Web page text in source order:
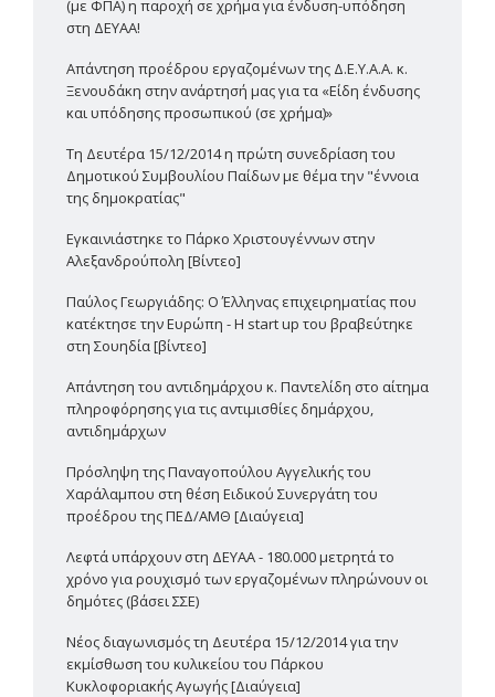
(με ΦΠΑ) η παροχή σε χρήμα για ένδυση-υπόδηση
στη ΔΕΥΑΑ!
Απάντηση προέδρου εργαζομένων της Δ.Ε.Υ.Α.Α. κ.
Ξενουδάκη στην ανάρτησή μας για τα «Είδη ένδυσης
και υπόδησης προσωπικού (σε χρήμα)»
Τη Δευτέρα 15/12/2014 η πρώτη συνεδρίαση του
Δημοτικού Συμβουλίου Παίδων με θέμα την "έννοια
της δημοκρατίας"
Εγκαινιάστηκε το Πάρκο Χριστουγέννων στην
Αλεξανδρούπολη [Βίντεο]
Παύλος Γεωργιάδης: Ο Έλληνας επιχειρηματίας που
κατέκτησε την Ευρώπη - Η start up του βραβεύτηκε
στη Σουηδία [βίντεο]
Απάντηση του αντιδημάρχου κ. Παντελίδη στο αίτημα
πληροφόρησης για τις αντιμισθίες δημάρχου,
αντιδημάρχων
Πρόσληψη της Παναγοπούλου Αγγελικής του
Χαράλαμπου στη θέση Ειδικού Συνεργάτη του
προέδρου της ΠΕΔ/ΑΜΘ [Διαύγεια]
Λεφτά υπάρχουν στη ΔΕΥΑΑ - 180.000 μετρητά το
χρόνο για ρουχισμό των εργαζομένων πληρώνουν οι
δημότες (βάσει ΣΣΕ)
Νέος διαγωνισμός τη Δευτέρα 15/12/2014 για την
εκμίσθωση του κυλικείου του Πάρκου
Κυκλοφοριακής Αγωγής [Διαύγεια]